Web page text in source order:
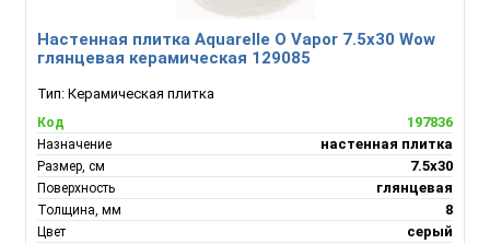
Настенная плитка Aquarelle O Vapor 7.5x30 Wow
глянцевая керамическая 129085
Тип: Керамическая плитка
Код 197836
Назначение настенная плитка
Размер, см 7.5x30
Поверхность глянцевая
Толщина, мм 8
Цвет серый